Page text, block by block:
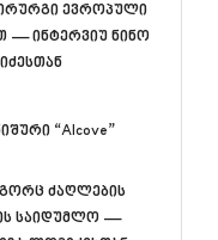
ევროპული
— ინტერვიუ ნინო
“Alcove”
ძაღლების
საიდუმლო —